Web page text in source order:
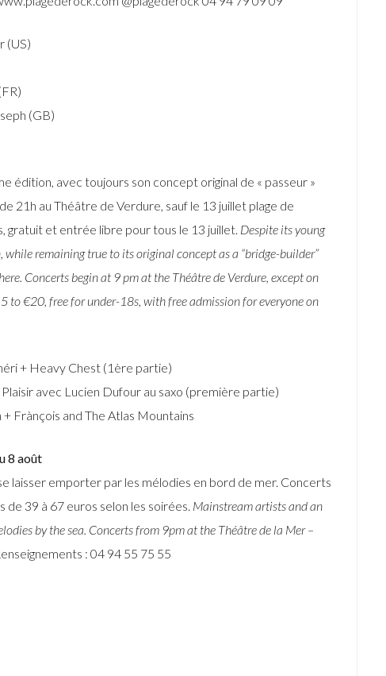
(US)
(GB)
édition, avec toujours son concept original de « passeur »
21h au Théâtre de Verdure, sauf le 13 juillet plage de
gratuit et entrée libre pour tous le 13 juillet. Despite its young
remaining true to its original concept as a “bridge-builder”
Concerts begin at 9 pm at the Théâtre de Verdure, except on
to €20, free for under-18s, with free admission for everyone on
+ Heavy Chest (1ère partie)
avec Lucien Dufour au saxo (première partie)
Frànçois and The Atlas Mountains
8 août
laisser emporter par les mélodies en bord de mer. Concerts
39 à 67 euros selon les soirées. Mainstream artists and an
by the sea. Concerts from 9pm at the Théâtre de la Mer –
: 04 94 55 75 55